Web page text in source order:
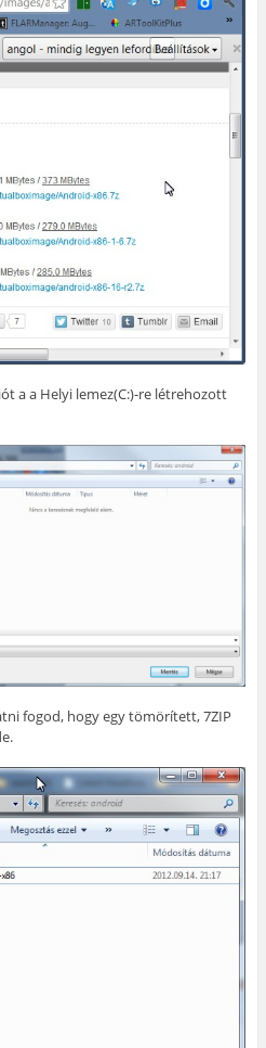
a a Helyi lemez(C:)-re létrehozott
fogod, hogy egy tömörített, 7ZIP